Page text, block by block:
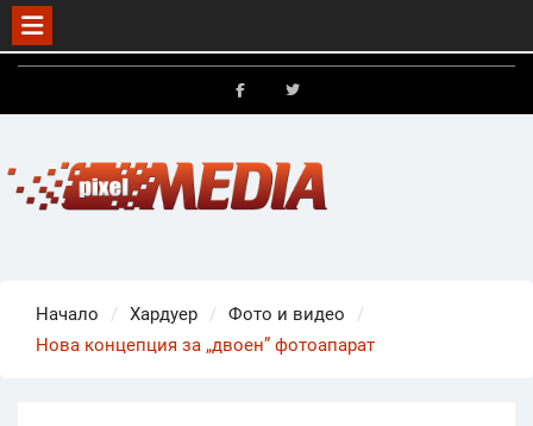
Skip
Начало Хардуер
Фото и видео
Нова концепция за „двоен” фотоапарат